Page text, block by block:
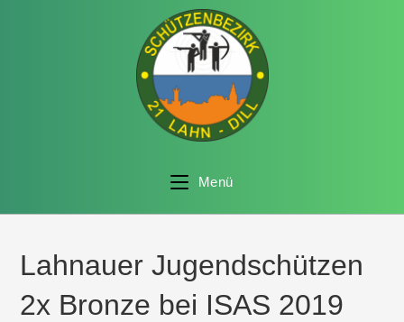
Menü
Lahnauer Jugendschützen
2x Bronze bei ISAS 2019